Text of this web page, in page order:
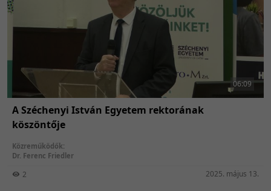
06:09
A Széchenyi István Egyetem rektorának
köszöntője
Közreműködők:
Dr. Ferenc Friedler
2 2025. május 13.